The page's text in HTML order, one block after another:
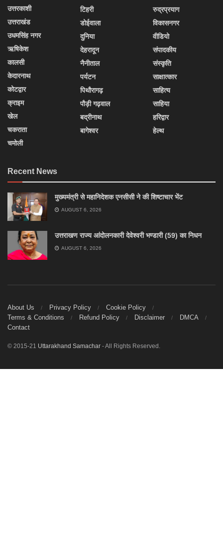
उत्तरकाशी
उत्तराखंड
उधमसिंह नगर
ऋषिकेश
कालसी
केदारनाथ
कोटद्वार
क्राइम
खेल
चकराता
चमोली
टिहरी
डोईवाला
दुनिया
देहरादून
नैनीताल
पर्यटन
पिथौरागढ़
पौड़ी गढ़वाल
बद्रीनाथ
बागेश्वर
रुद्रप्रयाग
विकासनगर
वीडियो
संपादकीय
संस्कृति
साक्षात्कार
साहित्य
साहिया
हरिद्वार
हेल्थ
Recent News
मुख्यमंत्री से महानिदेशक एनसीसी ने की शिष्टाचार भेंट
AUGUST 6, 2026
उत्तराखण राज्य आंदोलनकारी देवेश्वरी भण्डारी (59) का निधन
AUGUST 6, 2026
About Us Privacy Policy
Cookie Policy
Terms & Conditions
Refund Policy Disclaimer
DMCA
Contact
© 2015-21 Uttarakhand Samachar - All Rights Reserved.